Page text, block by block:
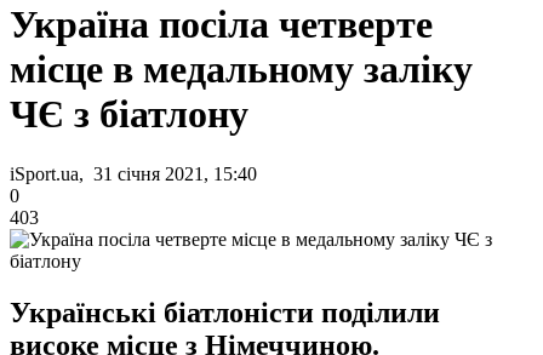
Україна посіла четверте
місце в медальному заліку
ЧЄ з біатлону
iSport.ua, 31 січня 2021, 15:40
0
403
Українські біатлоністи поділили
високе місце з Німеччиною.